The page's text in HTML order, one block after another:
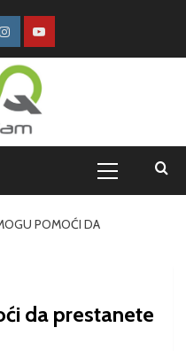
POMOĆI DA
da prestanete